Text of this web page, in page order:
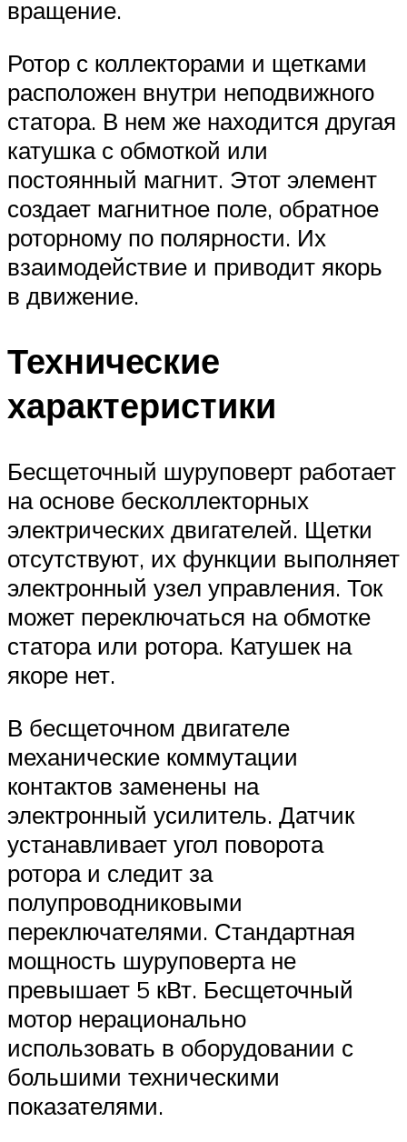
вращение.
Ротор с коллекторами и щетками
расположен внутри неподвижного
статора. В нем же находится другая
катушка с обмоткой или
постоянный магнит. Этот элемент
создает магнитное поле, обратное
роторному по полярности. Их
взаимодействие и приводит якорь
в движение.
Технические
характеристики
Бесщеточный шуруповерт работает
на основе бесколлекторных
электрических двигателей. Щетки
отсутствуют, их функции выполняет
электронный узел управления. Ток
может переключаться на обмотке
статора или ротора. Катушек на
якоре нет.
В бесщеточном двигателе
механические коммутации
контактов заменены на
электронный усилитель. Датчик
устанавливает угол поворота
ротора и следит за
полупроводниковыми
переключателями. Стандартная
мощность шуруповерта не
превышает 5 кВт. Бесщеточный
мотор нерационально
использовать в оборудовании с
большими техническими
показателями.